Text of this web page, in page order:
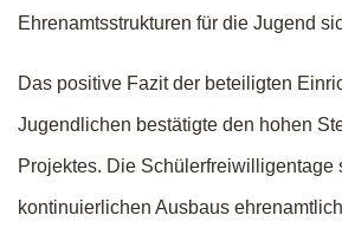
Ehrenamtsstrukturen für die Jugend
Das positive Fazit der beteiligten
Jugendlichen bestätigte den hohen
Projektes. Die Schülerfreiwilligentage
kontinuierlichen Ausbaus